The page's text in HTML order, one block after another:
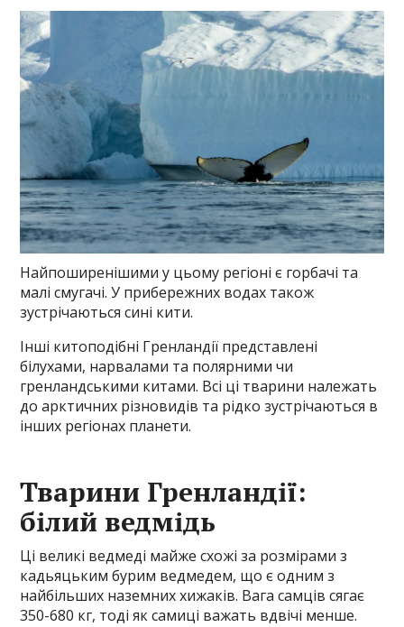
Найпоширенішими у цьому регіоні є горбачі та
малі смугачі. У прибережних водах також
зустрічаються сині кити.
Інші китоподібні Гренландії представлені
білухами, нарвалами та полярними чи
гренландськими китами. Всі ці тварини належать
до арктичних різновидів та рідко зустрічаються в
інших регіонах планети.
Тварини Гренландії:
білий ведмідь
Ці великі ведмеді майже схожі за розмірами з
кадьяцьким бурим ведмедем, що є одним з
найбільших наземних хижаків. Вага самців сягає
350-680 кг, тоді як самиці важать вдвічі менше.